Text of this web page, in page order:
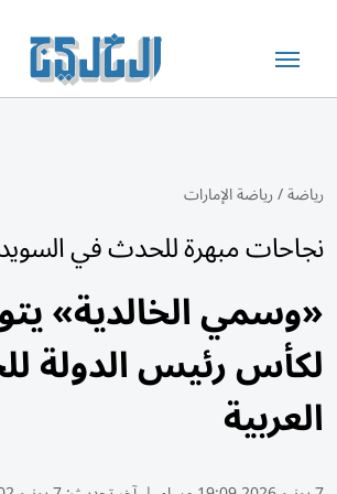
رياضة/رياضة الإمارات
نجاحات مبهرة للحدث في السويد
«وسمي الخالدية»
لكأس رئيس الدولة
العربية